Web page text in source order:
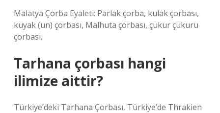
Malatya Çorba Eyaleti: Parlak çorba, kulak çorbası,
kuyak (un) çorbası, Malhuta çorbası, çukur çukuru
çorbası.
Tarhana çorbası hangi
ilimize aittir?
Türkiye’deki Tarhana Çorbası, Türkiye’de Thrakien